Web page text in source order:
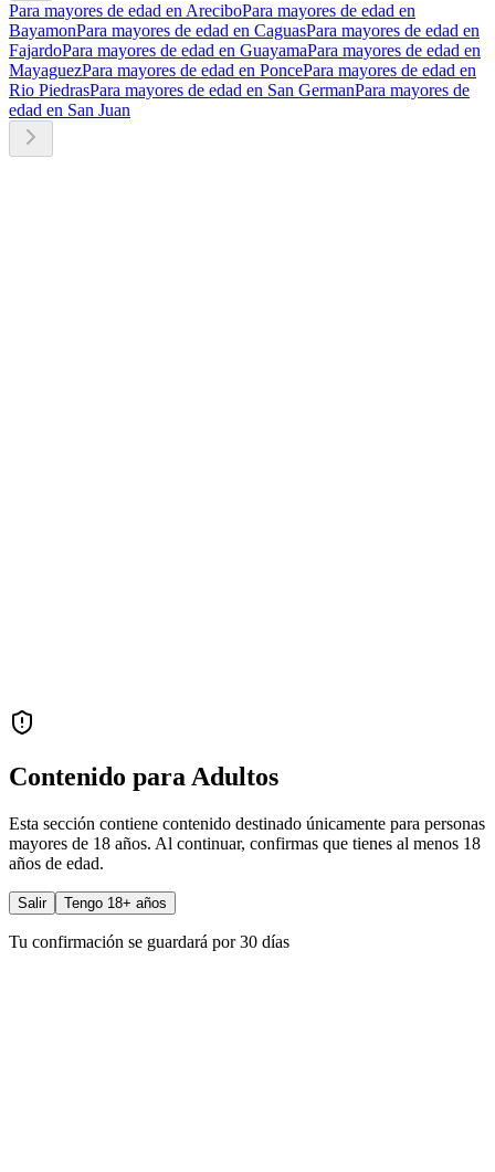
Para mayores de edad en AreciboPara mayores de edad en
BayamonPara mayores de edad en CaguasPara mayores de edad en
FajardoPara mayores de edad en GuayamaPara mayores de edad en
MayaguezPara mayores de edad en PoncePara mayores de edad en
Rio PiedrasPara mayores de edad en San GermanPara mayores de
edad en San Juan
Contenido para Adultos
Esta sección contiene contenido destinado únicamente para personas
mayores de 18 años. Al continuar, confirmas que tienes al menos 18
años de edad.
Salir Tengo 18+ años
Tu confirmación se guardará por 30 días